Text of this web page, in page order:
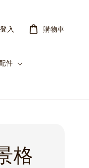
件
登入 購物車
格